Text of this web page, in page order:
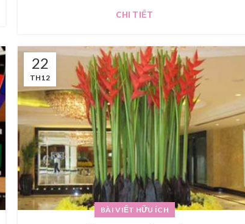
CHI TIẾT
22
TH12
BÀI VIẾT HỮU ÍCH